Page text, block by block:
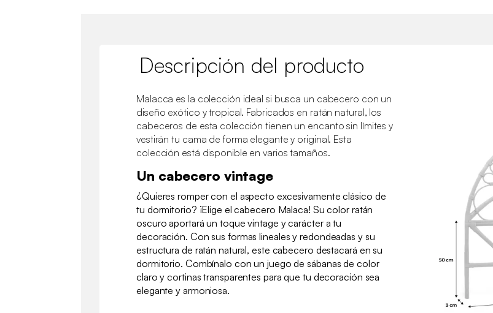
Descripción del producto
Malacca es la colección ideal si busca un cabecero con un
diseño exótico y tropical. Fabricados en ratán natural, los
cabeceros de esta colección tienen un encanto sin límites y
vestirán tu cama de forma elegante y original. Esta
colección está disponible en varios tamaños.
Un cabecero vintage
¿Quieres romper con el aspecto excesivamente clásico de
tu dormitorio? ¡Elige el cabecero Malaca! Su color ratán
oscuro aportará un toque vintage y carácter a tu
decoración. Con sus formas lineales y redondeadas y su
estructura de ratán natural, este cabecero destacará en su
dormitorio. Combínalo con un juego de sábanas de color
claro y cortinas transparentes para que tu decoración sea
elegante y armoniosa.